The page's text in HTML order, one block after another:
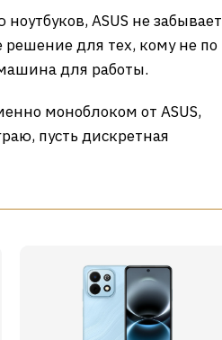
ASUS не забывает
решение для тех, кому не по
для работы.
моноблоком от ASUS,
пусть дискретная